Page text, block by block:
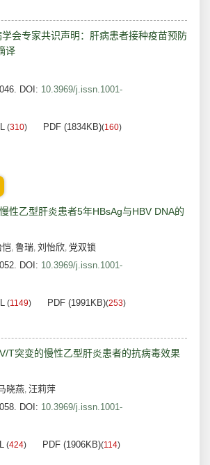
学会专家共识声明：肝病患者接种疫苗预防
译
DOI: 10.3969/j.issn.1001-
(310) PDF (1834KB)(160)
性乙型肝炎患者5年HBsAg与HBV DNA的
恺, 鲁瑞, 刘怡欣, 党双锁
DOI: 10.3969/j.issn.1001-
(1149) PDF (1991KB)(253)
T突变的慢性乙型肝炎患者的抗病毒效果
晓燕, 汪莉萍
DOI: 10.3969/j.issn.1001-
(424) PDF (1906KB)(114)